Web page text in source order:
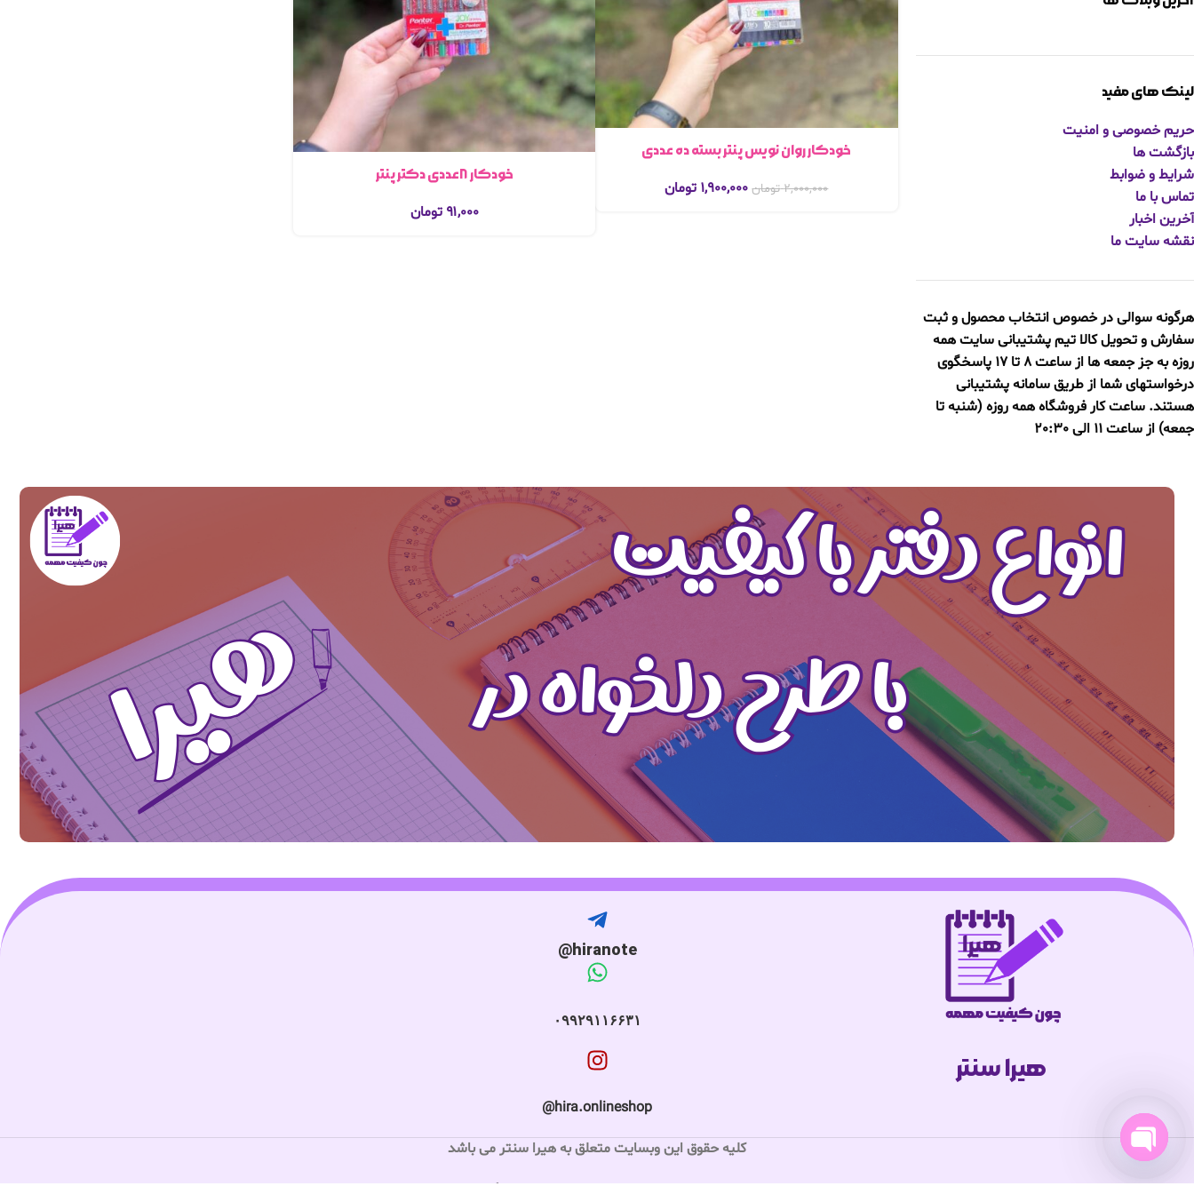
لینک های مفید
حریم خصوصی و امنیت
بازگشت ها
شرایط و ضوابط
تماس با ما
آخرین اخبار
نقشه سایت ما
هرگونه سوالی در خصوص انتخاب محصول و ثبت
سفارش و تحویل کالا تیم پشتیبانی سایت همه
روزه به جز جمعه ها از ساعت 8 تا 17 پاسخگوی
درخواستهای شما از طریق سامانه پشتیبانی
هستند. ساعت کار فروشگاه همه روزه (شنبه تا
جمعه) از ساعت 11 الی 20:30
خودکار روان نویس پنتر بسته ده عددی
۲,۰۰۰,۰۰۰ تومان ۱,۹۰۰,۰۰۰ تومان
خودکار ۸عددی دکتر پنتر
۹۱,۰۰۰ تومان
هیرا سنتر
hiranote@
۰۹۹۲۹۱۱۶۶۳۱
hira.onlineshop@
کلیه حقوق این وبسایت متعلق به هیرا سنتر می باشد